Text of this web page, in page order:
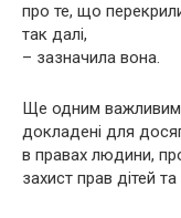
про те, що
так далі,
– зазначила вона.
Ще одним важливим
докладені для
в правах людини,
захист прав дітей